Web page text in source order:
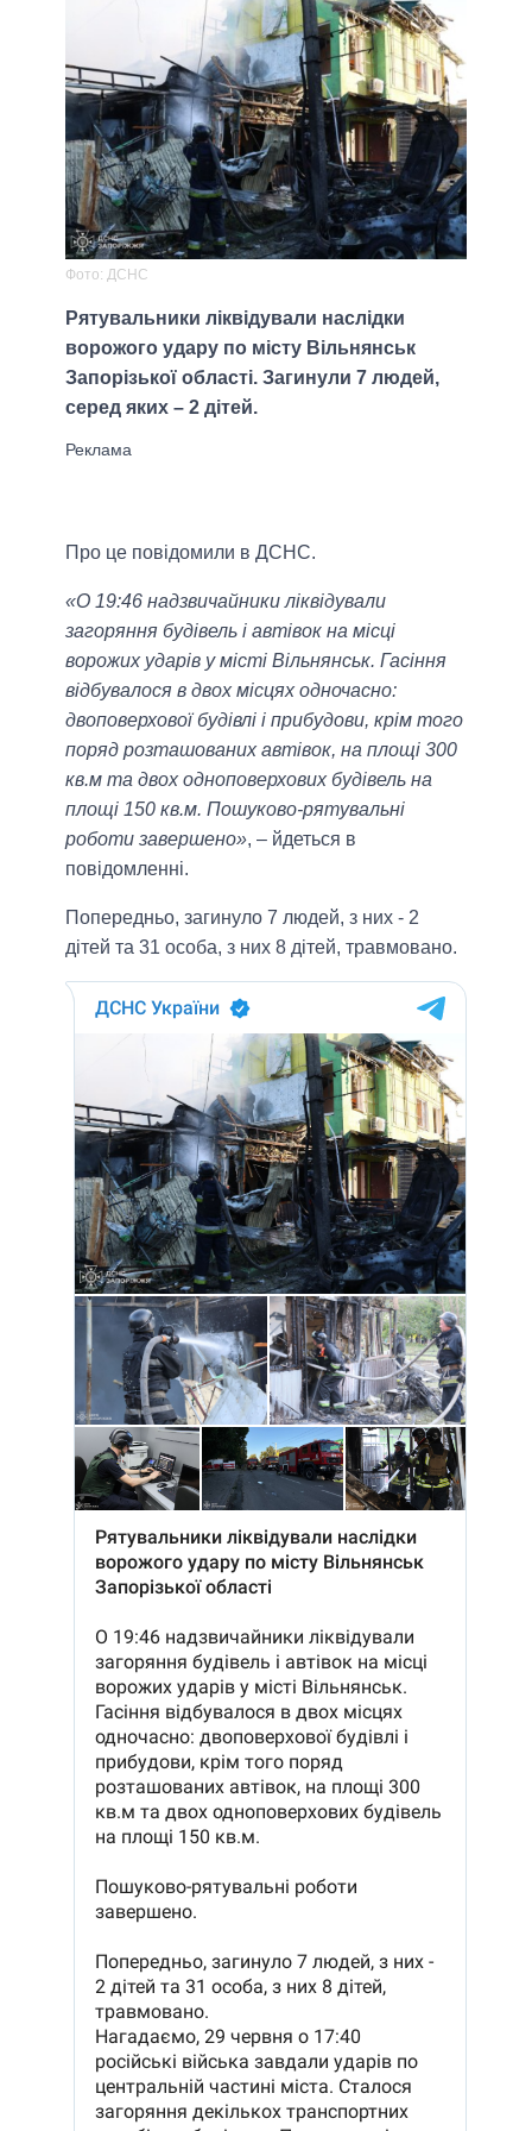
Фото: ДСНС
Рятувальники ліквідували наслідки
ворожого удару по місту Вільнянськ
Запорізької області. Загинули 7 людей,
серед яких – 2 дітей.
Про це повідомили в ДСНС.
«О 19:46 надзвичайники ліквідували
загоряння будівель і автівок на місці
ворожих ударів у місті Вільнянськ. Гасіння
відбувалося в двох місцях одночасно:
двоповерхової будівлі і прибудови, крім того
поряд розташованих автівок, на площі 300
кв.м та двох одноповерхових будівель на
площі 150 кв.м. Пошуково-рятувальні
роботи завершено», – йдеться в
повідомленні.
Попередньо, загинуло 7 людей, з них - 2
дітей та 31 особа, з них 8 дітей, травмовано.